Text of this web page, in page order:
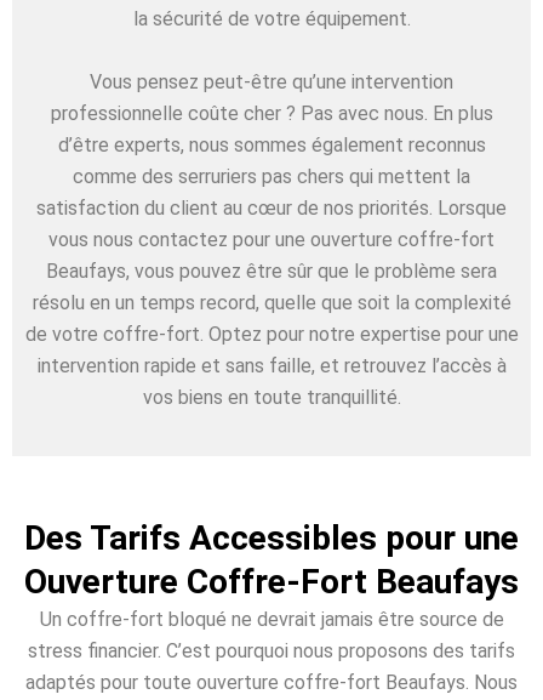
la sécurité de votre équipement.
Vous pensez peut-être qu’une intervention
professionnelle coûte cher ? Pas avec nous. En plus
d’être experts, nous sommes également reconnus
comme des serruriers pas chers qui mettent la
satisfaction du client au cœur de nos priorités. Lorsque
vous nous contactez pour une ouverture coffre-fort
Beaufays, vous pouvez être sûr que le problème sera
résolu en un temps record, quelle que soit la complexité
de votre coffre-fort. Optez pour notre expertise pour une
intervention rapide et sans faille, et retrouvez l’accès à
vos biens en toute tranquillité.
Des Tarifs Accessibles pour une
Ouverture Coffre-Fort Beaufays
Un coffre-fort bloqué ne devrait jamais être source de
stress financier. C’est pourquoi nous proposons des tarifs
adaptés pour toute ouverture coffre-fort Beaufays. Nous